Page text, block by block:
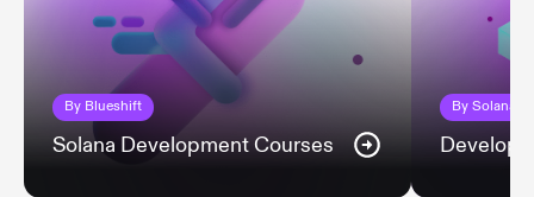
By Blueshift
Solana Development Courses
By Solana